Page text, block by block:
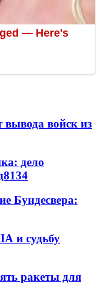
вывода войск из
дело
8134
Бундесвера:
и судьбу
ракеты для